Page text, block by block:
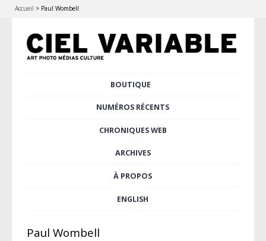
Accueil > Paul Wombell
BOUTIQUE
NUMÉROS RÉCENTS
CHRONIQUES WEB
ARCHIVES
À PROPOS
ENGLISH
Paul Wombell